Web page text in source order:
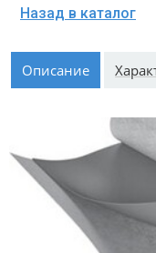
Описание
Назад в каталог